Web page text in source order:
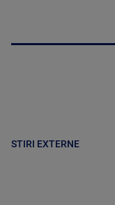
STIRI EXTERNE